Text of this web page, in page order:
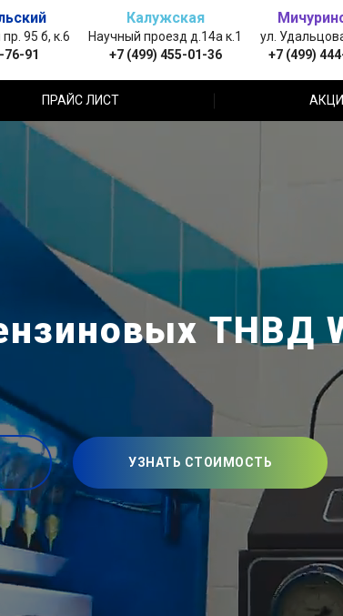
95 б, к.6
76-91
Калужская
Научный проезд д.14а к.1
+7 (499) 455-01-36
ул.
+7 (499)
ПРАЙС ЛИСТ
ТНВД
УЗНАТЬ СТОИМОСТЬ